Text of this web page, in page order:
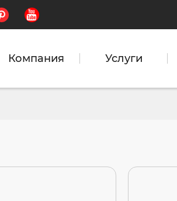

Компания Услуги